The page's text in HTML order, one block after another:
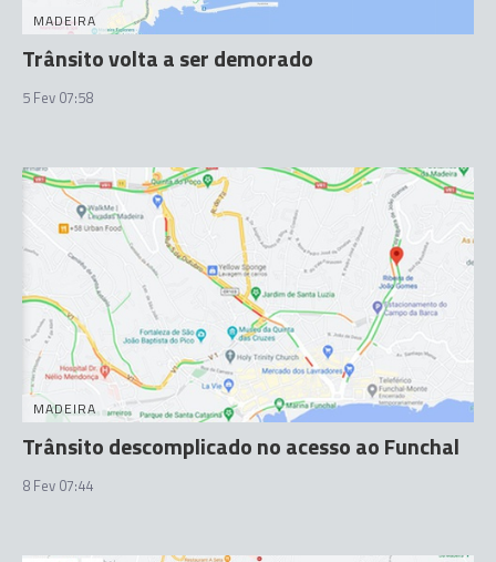
MADEIRA
Trânsito volta a ser demorado
5 Fev 07:58
MADEIRA
Trânsito descomplicado no acesso ao Funchal
8 Fev 07:44